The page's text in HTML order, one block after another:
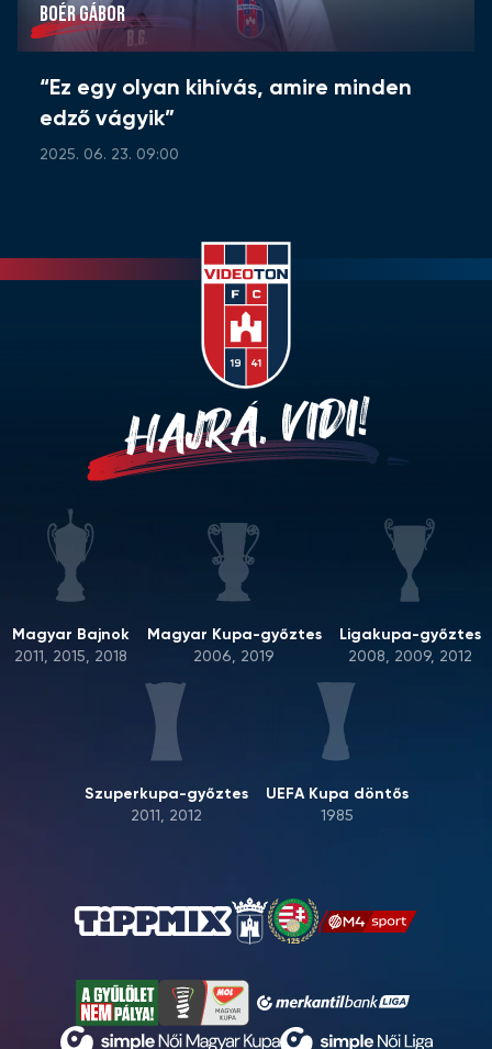
BOÉR GÁBOR
“Ez egy olyan kihívás, amire minden
edző vágyik”
2025. 06. 23. 09:00
HAJRÁ, VIDI!
Magyar Bajnok
2011, 2015, 2018
Magyar Kupa-győztes
2006, 2019
Ligakupa-győztes
2008, 2009, 2012
Szuperkupa-győztes
2011, 2012
UEFA Kupa döntős
1985